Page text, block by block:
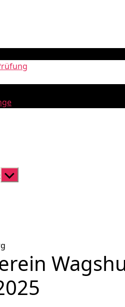
Untermenü